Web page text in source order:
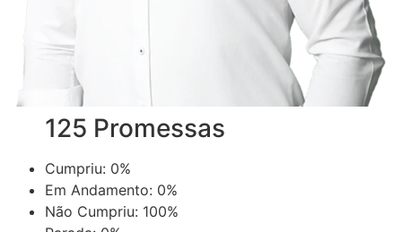
125 Promessas
Cumpriu: 0%
Em Andamento: 0%
Não Cumpriu: 100%